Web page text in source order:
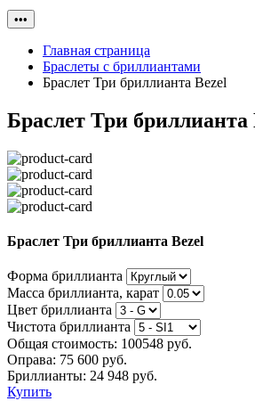
•••
Главная страница
Браслеты с бриллиантами
Браслет Три бриллианта Bezel
Браслет Три бриллианта
Браслет Три бриллианта Bezel
Форма бриллианта
Масса бриллианта, карат
Цвет бриллианта
Чистота бриллианта
Общая стоимость: 100548 руб.
Оправа: 75 600 руб.
Бриллианты: 24 948 руб.
Купить